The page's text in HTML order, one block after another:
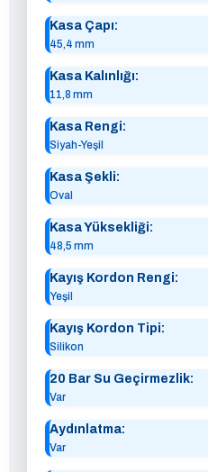
Kasa Çapı:
45,4 mm
Kasa Kalınlığı:
11,8 mm
Kasa Rengi:
Siyah-Yeşil
Kasa Şekli:
Oval
Kasa Yüksekliği:
48,5 mm
Kayış Kordon Rengi:
Yeşil
Kayış Kordon Tipi:
Silikon
20 Bar Su Geçirmezlik:
Var
Aydınlatma:
Var